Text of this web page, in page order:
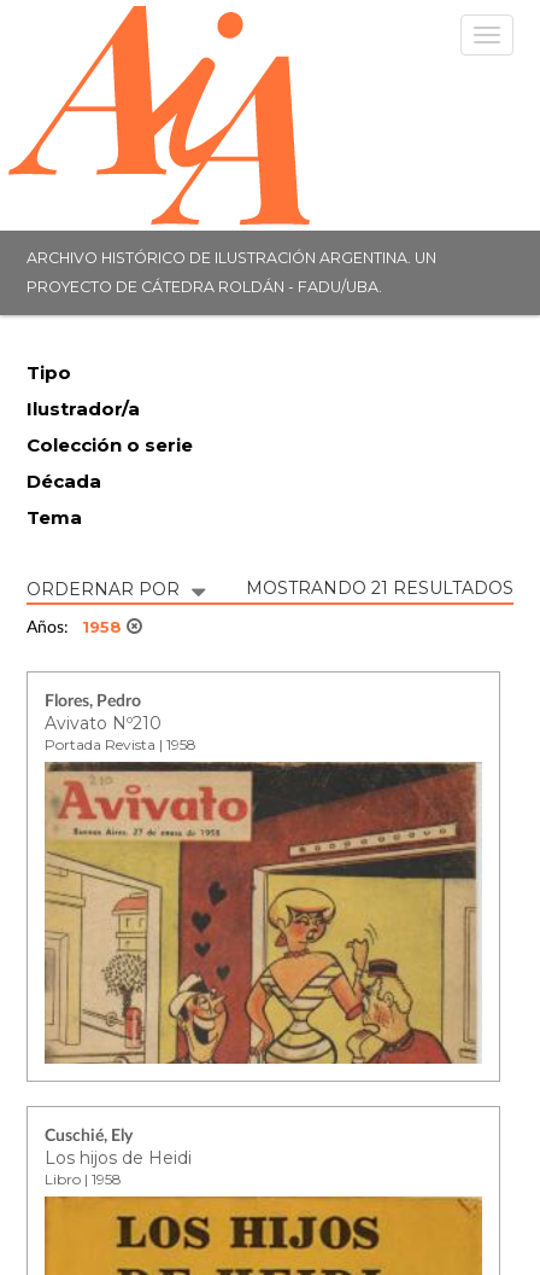
ARCHIVO HISTÓRICO DE ILUSTRACIÓN ARGENTINA. UN
PROYECTO DE CÁTEDRA ROLDÁN - FADU/UBA.
Tipo
Ilustrador/a
Colección o serie
Década
Tema
ORDERNAR POR MOSTRANDO 21 RESULTADOS
Años: 1958
Flores, Pedro
Avivato Nº210
Portada Revista | 1958
Cuschié, Ely
Los hijos de Heidi
Libro | 1958